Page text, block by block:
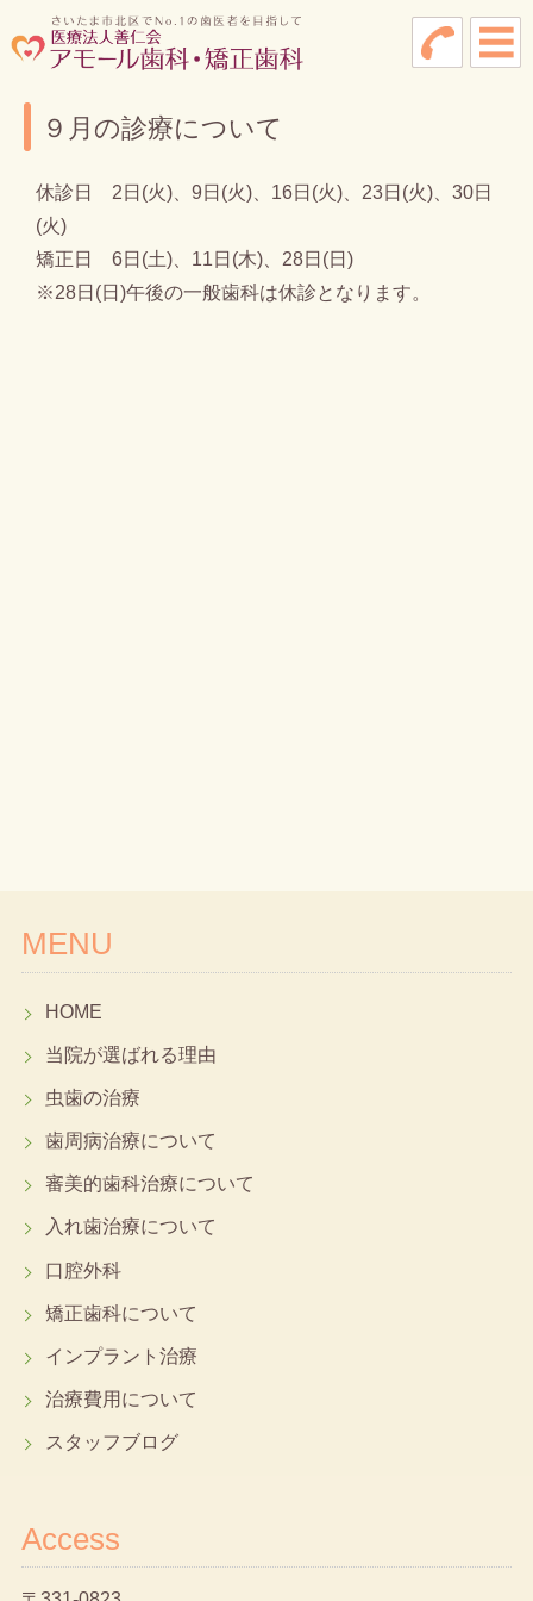
９月の診療について
休診日 2日(火)、9日(火)、16日(火)、23日(火)、30日
(火)
矯正日 6日(土)、11日(木)、28日(日)
※28日(日)午後の一般歯科は休診となります。
MENU
HOME
当院が選ばれる理由
虫歯の治療
歯周病治療について
審美的歯科治療について
入れ歯治療について
口腔外科
矯正歯科について
インプラント治療
治療費用について
スタッフブログ
Access